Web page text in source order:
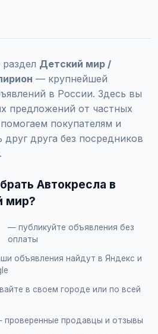
Детский мир /
— крупнейшей
в России. Здесь вы
предложений от частных
покупателям и
друга без посредников
Автокресла в
мир?
— публикуйте объявления без
оплаты
объявления найдут в Яндекс и
в своем городе или по всей
проверенные продавцы и отзывы